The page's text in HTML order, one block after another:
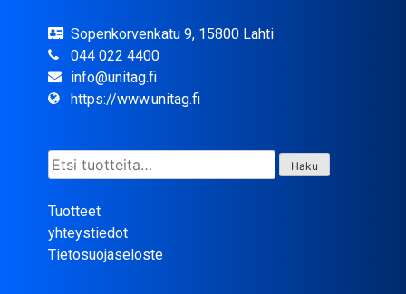
Sopenkorvenkatu 9, 15800 Lahti
044 022 4400
info@unitag.fi
https://www.unitag.fi
Etsi: Haku
Tuotteet
yhteystiedot
Tietosuojaseloste